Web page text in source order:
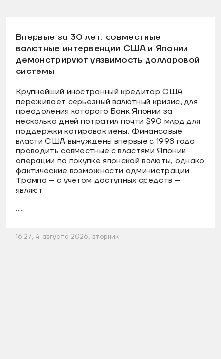
Впервые за 30 лет: совместные
валютные интервенции США и Японии
демонстрируют уязвимость долларовой
системы
Крупнейший иностранный кредитор США
переживает серьезный валютный кризис, для
преодоления которого Банк Японии за
несколько дней потратил почти $90 млрд для
поддержки котировок иены. Финансовые
власти США вынуждены впервые с 1998 года
проводить совместные с властями Японии
операции по покупке японской валюты, однако
фактические возможности администрации
Трампа – с учетом доступных средств –
являют
...
16:27, 4 августа 2026, вторник